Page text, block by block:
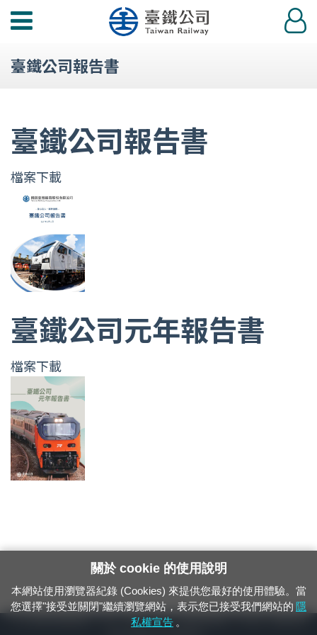
功
選
登
入
臺鐵公司報告書
臺鐵公司報告書
檔案下載
臺鐵公司元年報告書
檔案下載
24小時緊急通報電話：1933（市話、手機，僅限發現軌道、平交道、橋樑及隧
關於 cookie 的使用說明
本網站使用瀏覽器紀錄 (Cookies) 來提供您最好的使用體驗。當
您選擇"接受並關閉"繼續瀏覽網站，表示您已接受我們網站的 隱
私權宣告 。